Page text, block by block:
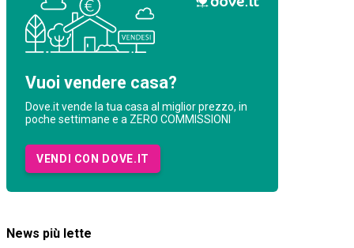
Vuoi vendere casa?
Dove.it vende la tua casa al miglior prezzo, in
poche settimane e a ZERO COMMISSIONI
VENDI CON DOVE.IT
News più lette